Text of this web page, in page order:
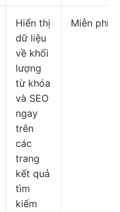
Hiển thị
dữ liệu
về khối
lượng
từ khóa
và SEO
ngay
trên
các
trang
kết quả
tìm
kiếm
Miễn phí